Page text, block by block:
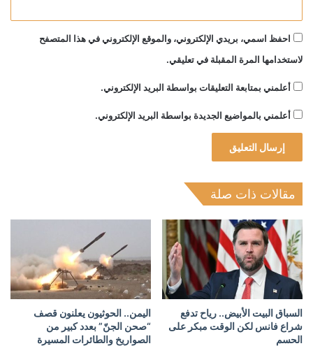
احفظ اسمي، بريدي الإلكتروني، والموقع الإلكتروني في هذا المتصفح
لاستخدامها المرة المقبلة في تعليقي.
أعلمني بمتابعة التعليقات بواسطة البريد الإلكتروني.
أعلمني بالمواضيع الجديدة بواسطة البريد الإلكتروني.
مقالات ذات صلة
السباق البيت الأبيض.. رياح تدفع
شراع فانس لكن الوقت مبكر على
الحسم
اليمن.. الحوثيون يعلنون قصف
“صحن الجنّ” بعدد كبير من
الصواريخ والطائرات المسيرة